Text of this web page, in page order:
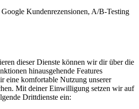
Kundenrezensionen, A/B-Testing
dieser Dienste können wir dir über die
hinausgehende Features
eine komfortable Nutzung unserer
Mit deiner Einwilligung setzen wir auf
Drittdienste ein: